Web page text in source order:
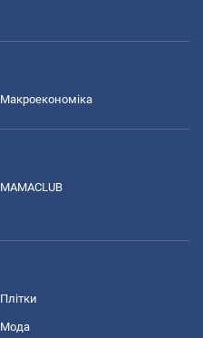
Макроекономіка
MAMACLUB
Плітки
Мода